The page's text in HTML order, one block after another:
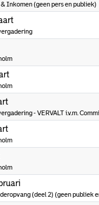
Inkomen (geen pers en publiek)
2024
2024
2024
- VERVALT i.v.m.
2024
(deel 2) (geen publiek